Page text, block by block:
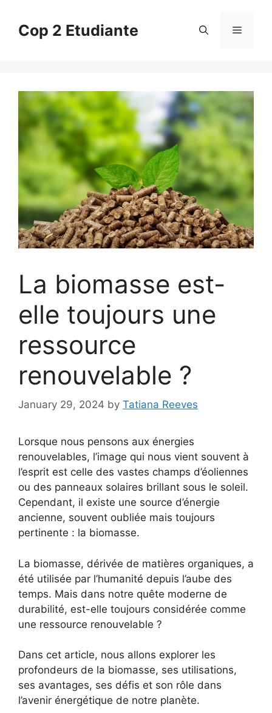
contentCop 2 Etudiante Menu
La biomasse est-
elle toujours une
ressource
renouvelable ?
January 29, 2024 by Tatiana Reeves
Lorsque nous pensons aux énergies
renouvelables, l’image qui nous vient souvent à
l’esprit est celle des vastes champs d’éoliennes
ou des panneaux solaires brillant sous le soleil.
Cependant, il existe une source d’énergie
ancienne, souvent oubliée mais toujours
pertinente : la biomasse.
La biomasse, dérivée de matières organiques, a
été utilisée par l’humanité depuis l’aube des
temps. Mais dans notre quête moderne de
durabilité, est-elle toujours considérée comme
une ressource renouvelable ?
Dans cet article, nous allons explorer les
profondeurs de la biomasse, ses utilisations,
ses avantages, ses défis et son rôle dans
l’avenir énergétique de notre planète.